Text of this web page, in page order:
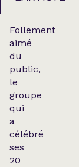
Follement
aimé
du
public,
le
groupe
qui
a
célébré
ses
20